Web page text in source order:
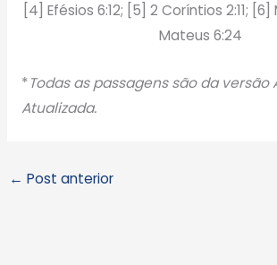
[4] Efésios 6:12; [5] 2 Coríntios 2:11; [6]
Mateus 6:24
*Todas as passagens são da versão
Atualizada.
← Post anterior